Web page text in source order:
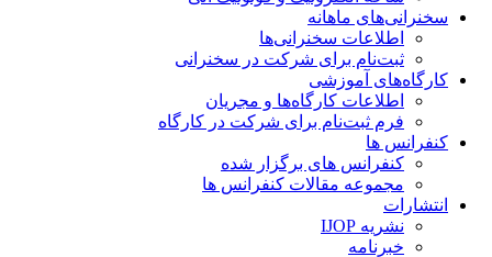
سخنرانی‌های ماهانه
اطلاعات سخنرانی‌‌ها
ثبت‌نام برای شرکت در سخنرانی
کارگاه‌های آموزشی
اطلاعات کارگاه‌ها و مجریان
فرم ثبت‌نام برای شرکت در کارگاه
کنفرانس ها
کنفرانس های برگزار شده
مجموعه مقالات کنفرانس ها
انتشارات
نشریه IJOP
خبرنامه